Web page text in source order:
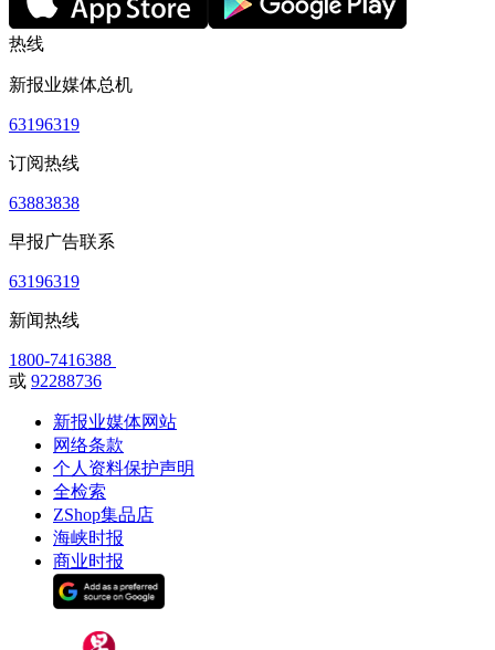
热线
新报业媒体总机
63196319
订阅热线
63883838
早报广告联系
63196319
新闻热线
1800-7416388
或 92288736
新报业媒体网站
网络条款
个人资料保护声明
全检索
ZShop集品店
海峡时报
商业时报